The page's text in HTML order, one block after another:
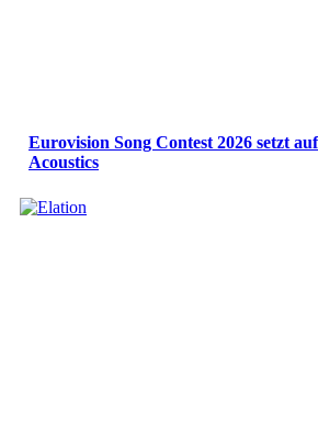
Eurovision Song Contest 2026 setzt
Acoustics